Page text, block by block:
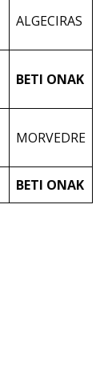
ALGECIRAS
BETI ONAK
MORVEDRE
BETI ONAK